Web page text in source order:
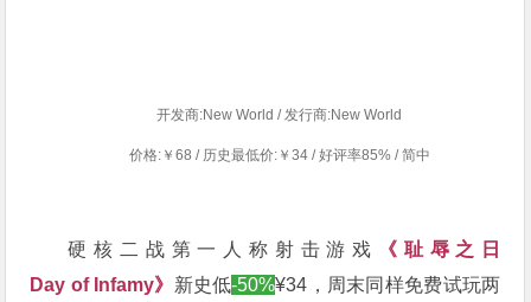
开发商:New World / 发行商:New World
价格:￥68 / 历史最低价:￥34 / 好评率85% / 简中
硬核二战第一人称射击游戏 《 耻辱之日
Day of Infamy》 新史低-50%¥34，周末同样免费试玩两